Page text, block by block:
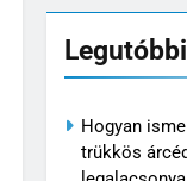
Hogyan
trükkös